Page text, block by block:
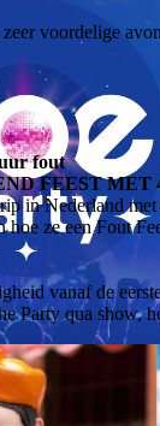
voordelige
fout
FEEST
in Nederland
hoe ze een Fout
vanaf de
Party qua show,